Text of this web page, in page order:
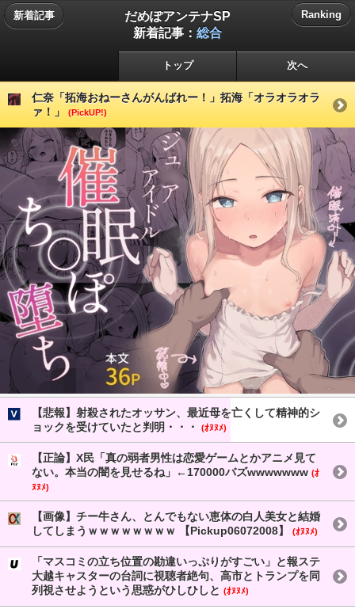
新着記事
だめぽアンテナSP
新着記事： 総合
Ranking
トップ 次へ
仁奈「拓海おねーさんがんばれー！」拓海「オラオラオラ
ァ！」
(PickUP!)
【悲報】射殺されたオッサン、最近母を亡くして精神的シ
ョックを受けていたと判明・・・
(ｵﾇﾇﾒ)
【正論】X民「真の弱者男性は恋愛ゲームとかアニメ見て
ない。本当の闇を見せるね」←170000バズwwwwwww (ｵ
ﾇﾇﾒ)
【画像】チー牛さん、とんでもない恵体の白人美女と結婚
してしまうｗｗｗｗｗｗｗｗ 【Pickup06072008】
(ｵﾇﾇﾒ)
「マスコミの立ち位置の勘違いっぷりがすごい」と報ステ
大越キャスターの台詞に視聴者絶句、高市とトランプを同
列視させようという思惑がひしひしと (ｵﾇﾇﾒ)